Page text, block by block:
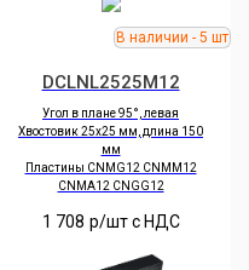
DCLNL2525M12
Угол в плане 95°, левая
Хвостовик 25х25 мм, длина 150
мм
Пластины CNMG12 CNMM12
CNMA12 CNGG12
1 708 р/шт c НДС